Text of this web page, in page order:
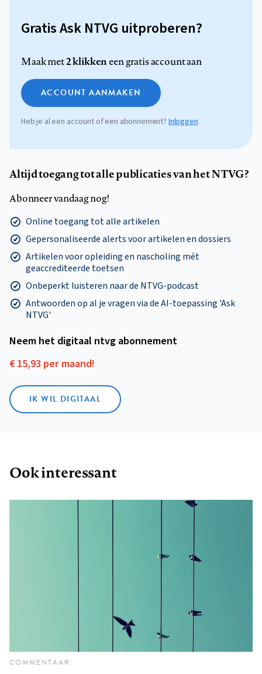
Gratis Ask NTVG uitproberen?
Maak met2 klikkeneen gratis account aan
ACCOUNT AANMAKEN
Heb je al een account of een abonnement? Inloggen
Altijd toegang tot alle publicaties van het NTVG?
Abonneer vandaag nog!
Online toegang tot alle artikelen
Gepersonaliseerde alerts voor artikelen en dossiers
Artikelen voor opleiding en nascholing mét
geaccrediteerde toetsen
Onbeperkt luisteren naar de NTVG-podcast
Antwoorden op al je vragen via de AI-toepassing 'Ask
NTVG'
Neem het digitaal ntvg abonnement
€ 15,93 per maand!
IK WIL DIGITAAL
Ook interessant
COMMENTAAR